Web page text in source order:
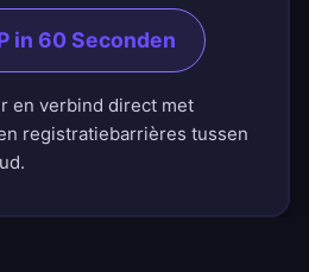
in 60 Seconden
en verbind direct met
registratiebarrières tussen